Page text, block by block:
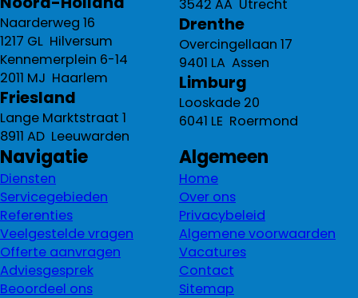
Naarderweg 16
1217 GL Hilversum
Kennemerplein 6-14
2011 MJ Haarlem
Friesland
Lange Marktstraat 1
8911 AD Leeuwarden
3542 AA Utrecht
Drenthe
Overcingellaan 17
9401 LA Assen
Limburg
Looskade 20
6041 LE Roermond
Navigatie
Diensten
Servicegebieden
Referenties
Veelgestelde vragen
Offerte aanvragen
Adviesgesprek
Beoordeel ons
Algemeen
Home
Over ons
Privacybeleid
Algemene voorwaarden
Vacatures
Contact
Sitemap